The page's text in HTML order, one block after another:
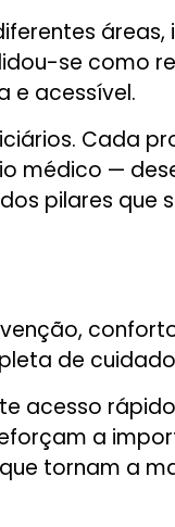
áreas,
se como
e acessível.
Cada
médico —
pilares que
de
acesso
a
tornam a